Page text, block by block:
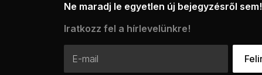
Ne maradj le egyetlen új bejegyzésről sem!
Iratkozz fel a hírlevelünkre!